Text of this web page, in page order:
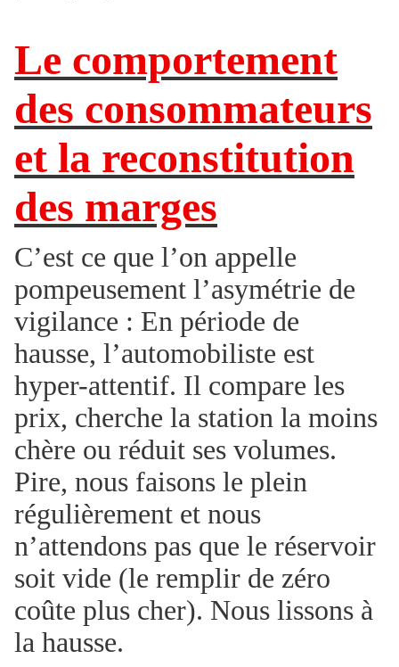
Le comportement
des consommateurs
et la reconstitution
des marges
C’est ce que l’on appelle
pompeusement l’asymétrie de
vigilance : En période de
hausse, l’automobiliste est
hyper-attentif. Il compare les
prix, cherche la station la moins
chère ou réduit ses volumes.
Pire, nous faisons le plein
régulièrement et nous
n’attendons pas que le réservoir
soit vide (le remplir de zéro
coûte plus cher). Nous lissons à
la hausse.